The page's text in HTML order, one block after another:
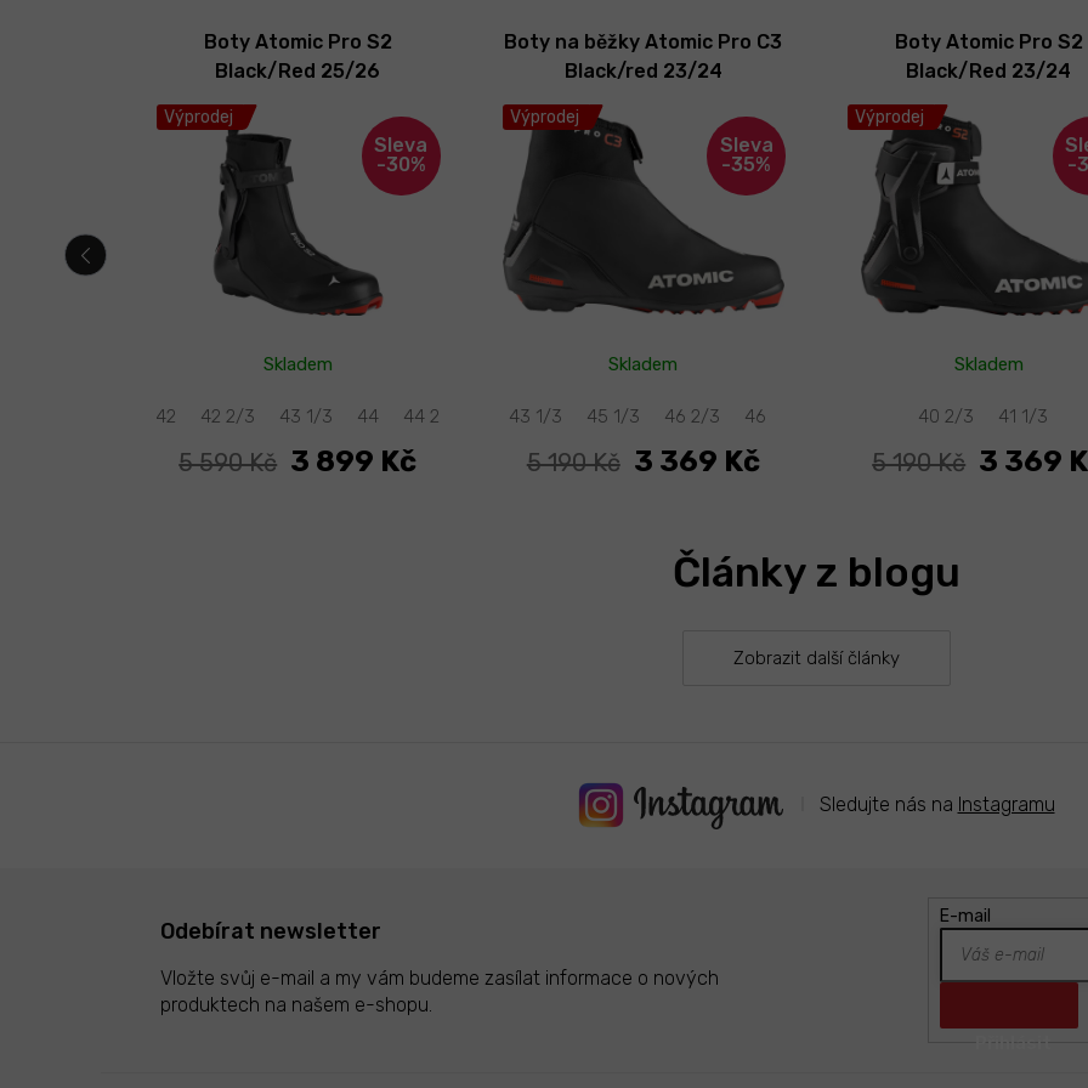
Výprodej
-30%
Boty Atomic Pro S2
Black/Red 25/26
Skladem
42 42 2/3 43 1/3 44 44 2/3 45 1/3 46
5 590 Kč 3 899 Kč
Výprodej
-35%
Boty na běžky Atomic Pro C3
Black/red 23/24
Skladem
43 1/3 45 1/3 46 2/3 46
5 190 Kč 3 369 Kč
Výprodej
-
Boty Atomic Pro S2
Black/Red 23/24
Skladem
40 2/3 41 1/3
5 190 Kč 3 369
38 2/3 39 40 1/3
Články z blogu
Zobrazit další články
Sledujte nás na Instagramu
Odebírat newsletter
Vložte svůj e-mail a my vám budeme zasílat informace o nových
produktech na našem e-shopu.
E-mail